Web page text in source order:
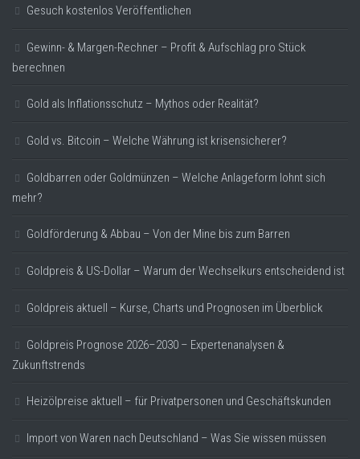
Gesuch kostenlos Veröffentlichen
Gewinn- & Margen-Rechner – Profit & Aufschlag pro Stück
berechnen
Gold als Inflationsschutz – Mythos oder Realität?
Gold vs. Bitcoin – Welche Währung ist krisensicherer?
Goldbarren oder Goldmünzen – Welche Anlageform lohnt sich
mehr?
Goldförderung & Abbau – Von der Mine bis zum Barren
Goldpreis & US-Dollar – Warum der Wechselkurs entscheidend ist
Goldpreis aktuell – Kurse, Charts und Prognosen im Überblick
Goldpreis Prognose 2026–2030 – Expertenanalysen &
Zukunftstrends
Heizölpreise aktuell – für Privatpersonen und Geschäftskunden
Import von Waren nach Deutschland – Was Sie wissen müssen